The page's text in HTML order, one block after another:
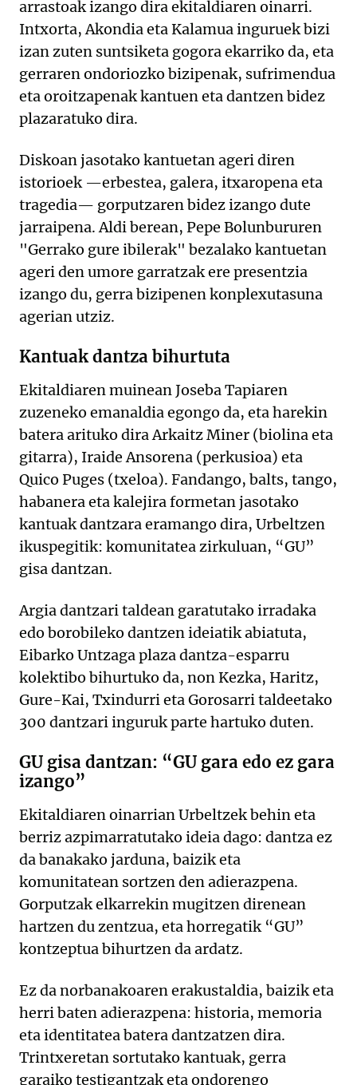
arrastoak izango dira ekitaldiaren oinarri.
Intxorta, Akondia eta Kalamua inguruek bizi
izan zuten suntsiketa gogora ekarriko da, eta
gerraren ondoriozko bizipenak, sufrimendua
eta oroitzapenak kantuen eta dantzen bidez
plazaratuko dira.
Diskoan jasotako kantuetan ageri diren
istorioek —erbestea, galera, itxaropena eta
tragedia— gorputzaren bidez izango dute
jarraipena. Aldi berean, Pepe Bolunbururen
"Gerrako gure ibilerak" bezalako kantuetan
ageri den umore garratzak ere presentzia
izango du, gerra bizipenen konplexutasuna
agerian utziz.
Kantuak dantza bihurtuta
Ekitaldiaren muinean Joseba Tapiaren
zuzeneko emanaldia egongo da, eta harekin
batera arituko dira Arkaitz Miner (biolina eta
gitarra), Iraide Ansorena (perkusioa) eta
Quico Puges (txeloa). Fandango, balts, tango,
habanera eta kalejira formetan jasotako
kantuak dantzara eramango dira, Urbeltzen
ikuspegitik: komunitatea zirkuluan, “GU”
gisa dantzan.
Argia dantzari taldean garatutako irradaka
edo borobileko dantzen ideiatik abiatuta,
Eibarko Untzaga plaza dantza-esparru
kolektibo bihurtuko da, non Kezka, Haritz,
Gure-Kai, Txindurri eta Gorosarri taldeetako
300 dantzari inguruk parte hartuko duten.
GU gisa dantzan: “GU gara edo ez gara
izango”
Ekitaldiaren oinarrian Urbeltzek behin eta
berriz azpimarratutako ideia dago: dantza ez
da banakako jarduna, baizik eta
komunitatean sortzen den adierazpena.
Gorputzak elkarrekin mugitzen direnean
hartzen du zentzua, eta horregatik “GU”
kontzeptua bihurtzen da ardatz.
Ez da norbanakoaren erakustaldia, baizik eta
herri baten adierazpena: historia, memoria
eta identitatea batera dantzatzen dira.
Trintxeretan sortutako kantuak, gerra
garaiko testigantzak eta ondorengo